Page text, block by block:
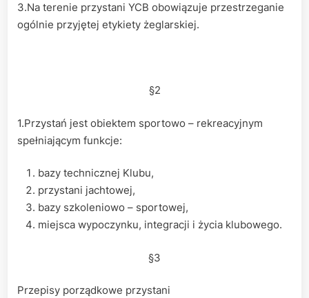
3.Na terenie przystani YCB obowiązuje przestrzeganie
ogólnie przyjętej etykiety żeglarskiej.
§2
1.Przystań jest obiektem sportowo – rekreacyjnym
spełniającym funkcje:
bazy technicznej Klubu,
przystani jachtowej,
bazy szkoleniowo – sportowej,
miejsca wypoczynku, integracji i życia klubowego.
§3
Przepisy porządkowe przystani